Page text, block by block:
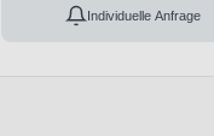
Individuelle Anfrage